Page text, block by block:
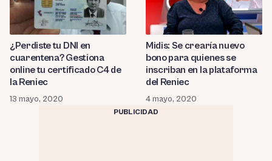
¿Perdiste tu DNI en
cuarentena? Gestiona
online tu certificado C4 de
la Reniec
13 mayo, 2020
Midis: Se crearía nuevo
bono para quienes se
inscriban en la plataforma
del Reniec
4 mayo, 2020
PUBLICIDAD